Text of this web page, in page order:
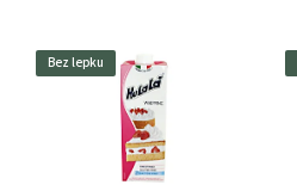
Bez lepku